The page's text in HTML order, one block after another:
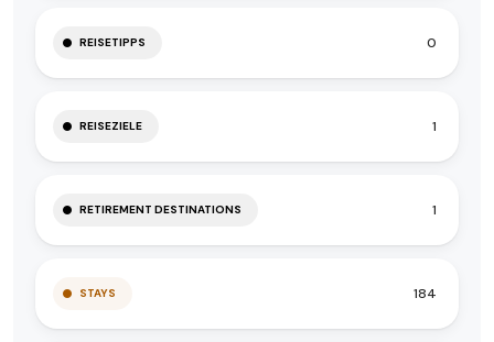
REISETIPPS 0
REISEZIELE 1
RETIREMENT DESTINATIONS 1
STAYS 184